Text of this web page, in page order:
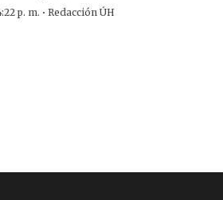
p. m. · Redacción ÚH